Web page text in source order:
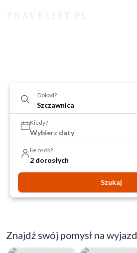
Dokąd?
Kiedy?
Wybierz daty
Ile osób?
2 dorosłych
Szukaj
Znajdź swój pomysł na wyjazd